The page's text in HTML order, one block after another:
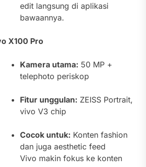
edit langsung di aplikasi
bawaannya.
X100 Pro
Kamera utama: 50 MP +
telephoto periskop
Fitur unggulan: ZEISS Portrait,
vivo V3 chip
Cocok untuk: Konten fashion
dan juga aesthetic feed
Vivo makin fokus ke konten